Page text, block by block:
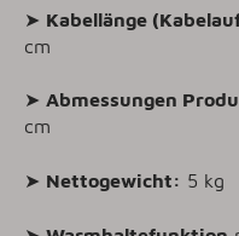
➤ Kabellänge
cm
➤ Abmessungen
cm
➤ Nettogewicht: 5 kg